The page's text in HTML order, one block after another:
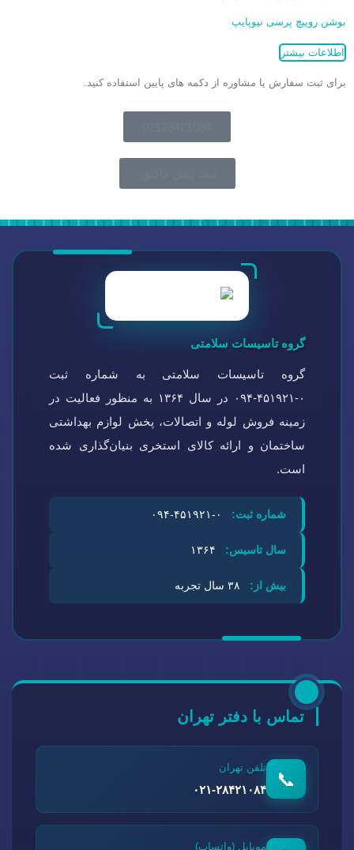
بوشن روپیچ پرسی نیوپایپ
اطلاعات بیشتر
برای ثبت سفارش یا مشاوره از دکمه های پایین استفاده کنید.
گروه تاسیسات سلامتی
گروه تاسیسات سلامتی به شماره ثبت
۰-۴۵۱۹۲۱-۰۹۴ در سال ۱۳۶۴ به منظور فعالیت در
زمینه فروش لوله و اتصالات، پخش لوازم بهداشتی
ساختمان و ارائه کالای استخری بنیان‌گذاری شده
است.
شماره ثبت:
سال تاسیس:
بیش از:
تماس با دفتر تهران
📞
تلفن تهران
۰۲۱-۲۸۴۲۱۰۸۴
موبایل (واتساپ)